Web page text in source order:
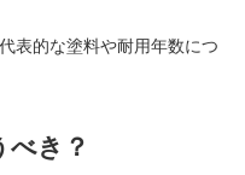
表的な塗料や耐用年数につ
べき？